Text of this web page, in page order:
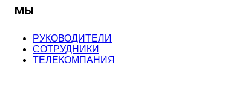
МЫ
РУКОВОДИТЕЛИ
СОТРУДНИКИ
ТЕЛЕКОМПАНИЯ